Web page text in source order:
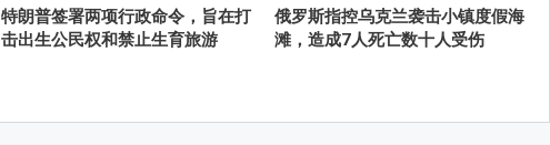
特朗普签署两项行政命令，旨在打
击出生公民权和禁止生育旅游
俄罗斯指控乌克兰袭击小镇度假海
滩，造成7人死亡数十人受伤